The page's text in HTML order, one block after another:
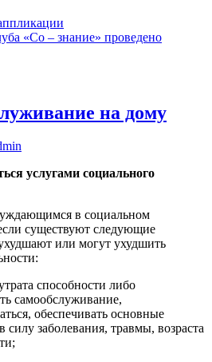
«Со – знание» проведено
на дому
услугами социального
в социальном
существуют следующие
или могут ухудшить
способности либо
самообслуживание,
обеспечивать основные
заболевания, травмы, возраста